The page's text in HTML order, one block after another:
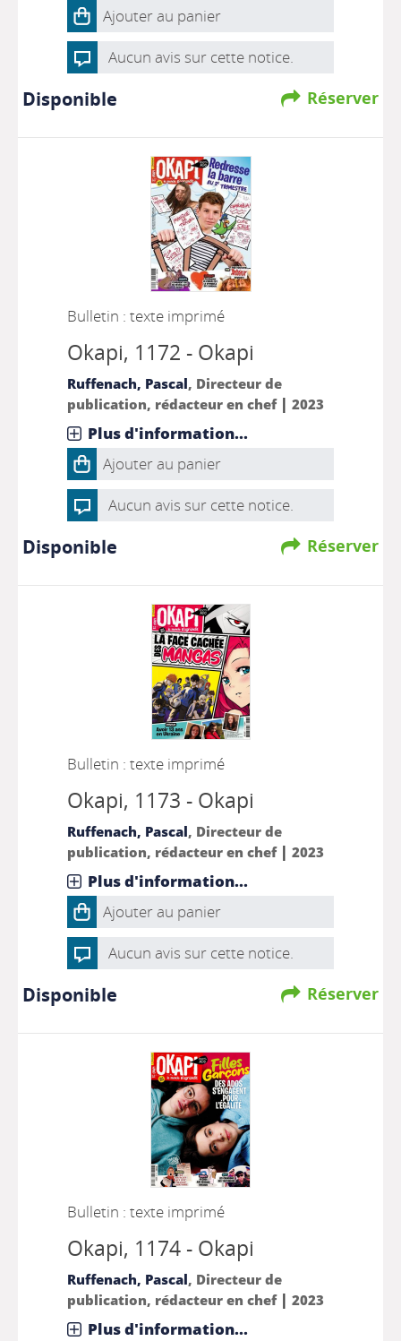
Ajouter au panier
Aucun avis sur cette notice.
Réserver
Disponible
Bulletin : texte imprimé
Okapi, 1172 - Okapi
Ruffenach, Pascal, Directeur de
publication, rédacteur en chef | 2023
Plus d'information...
Ajouter au panier
Aucun avis sur cette notice.
Réserver
Disponible
Bulletin : texte imprimé
Okapi, 1173 - Okapi
Ruffenach, Pascal, Directeur de
publication, rédacteur en chef | 2023
Plus d'information...
Ajouter au panier
Aucun avis sur cette notice.
Réserver
Disponible
Bulletin : texte imprimé
Okapi, 1174 - Okapi
Ruffenach, Pascal, Directeur de
publication, rédacteur en chef | 2023
Plus d'information...